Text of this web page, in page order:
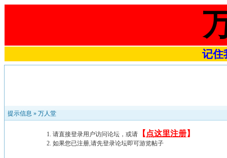
记住
提示信息 » 万人堂
请直接登录用户访问论坛，或请 【 点这里注册】
如果您已注册,请先登录论坛即可游览帖子